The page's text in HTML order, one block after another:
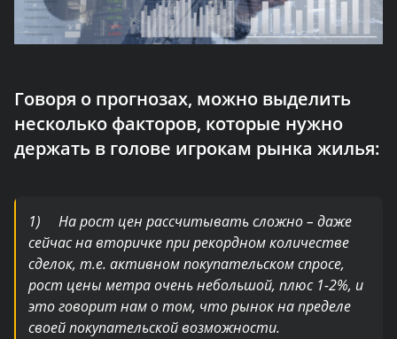
Говоря о прогнозах, можно выделить
несколько факторов, которые нужно
держать в голове игрокам рынка жилья:
1) На рост цен рассчитывать сложно – даже
сейчас на вторичке при рекордном количестве
сделок, т.е. активном покупательском спросе,
рост цены метра очень небольшой, плюс 1-2%, и
это говорит нам о том, что рынок на пределе
своей покупательской возможности.